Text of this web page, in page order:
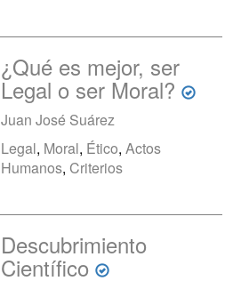
¿Qué es mejor, ser
Legal o ser Moral?
Juan José Suárez
Legal, Moral, Ético,Actos
Humanos, Criterios
Descubrimiento
Científico